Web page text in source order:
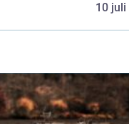
10 juli